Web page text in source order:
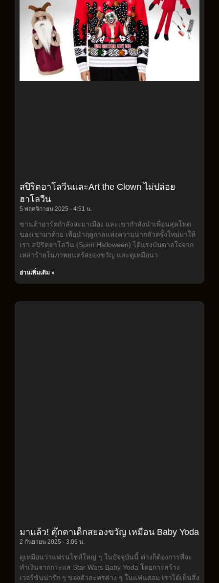
สปิริตฮาโลวีนและArt the Clown ไม่ปล่อย
ฮาโลวีน
5 พฤศจิกายน 2025 4:51 น.
ซานต้าอาร์ตกำลังจะมาเมือง และเขากำลังนำเพื่อนสุดโหด
ของเขามาด้วย เพื่อนำฤดูกาลแห่งความน่ากลัวครั้งใหม่มาให้
เรา สปิริตฮาโลวีน (Spirit Halloween) ได้แรงบันดาลใจจาก
เหล่าร้ายในภาพยนตร์สยองขวัญ และดูเหมือนว
อ่านเพิ่มเติม »
มาแล้ว! ตุ๊กตาเด็กสยองขวัญ เหมือน Baby Yoda
2 กันยายน 2025 3:06 น.
ดูเหมือนว่าแฟรนไชส์ใหญ่ ๆ ในปัจจุบันนี้ ต่างก็ต้องการที่จะ
ทำเงินจากกระแส Star Wars Baby Yoda โดยการสร้าง
เวอร์ชันน่ารัก ๆ ของตัวละครต่าง ๆ ในแฟนดอม เราได้เห็นสิ่ง